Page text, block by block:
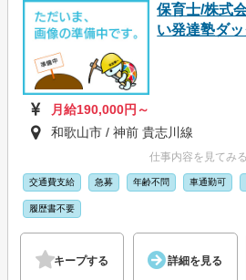
保育士/株式
い発達塾ダッ
月給190,000円～
和歌山市 / 神前 貴志川線
仕事内容を見てみ
交通費支給 急募 年齢不問 車通勤可
履歴書不要
キープする 詳細を見る